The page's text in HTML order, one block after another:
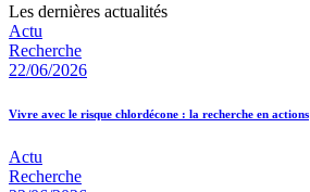
Les dernières actualités
Actu
Recherche
22/06/2026
Vivre avec le risque chlordécone : la recherche en actions
Actu
Recherche